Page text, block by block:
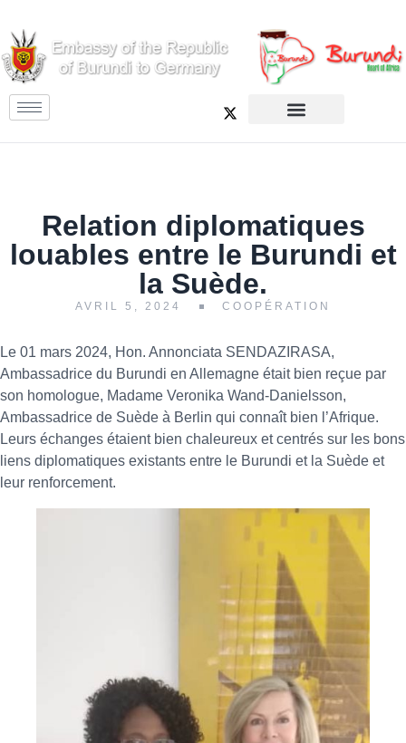
Relation diplomatiques
louables entre le Burundi et
la Suède.
AVRIL 5, 2024 COOPÉRATION
Le 01 mars 2024, Hon. Annonciata SENDAZIRASA,
Ambassadrice du Burundi en Allemagne était bien reçue par
son homologue, Madame Veronika Wand-Danielsson,
Ambassadrice de Suède à Berlin qui connaît bien l’Afrique.
Leurs échanges étaient bien chaleureux et centrés sur les bons
liens diplomatiques existants entre le Burundi et la Suède et
leur renforcement.